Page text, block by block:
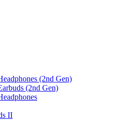
(2nd Gen)
(2nd Gen)
II